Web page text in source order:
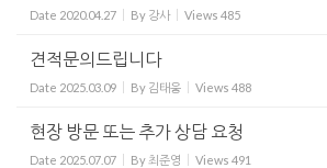
Date 2020.04.27 By 강사 Views 485
견적문의드립니다
Date 2025.03.09 By 김태웅 Views 488
현장 방문 또는 추가 상담 요청
Date 2025.07.07 By 최준영 Views 491